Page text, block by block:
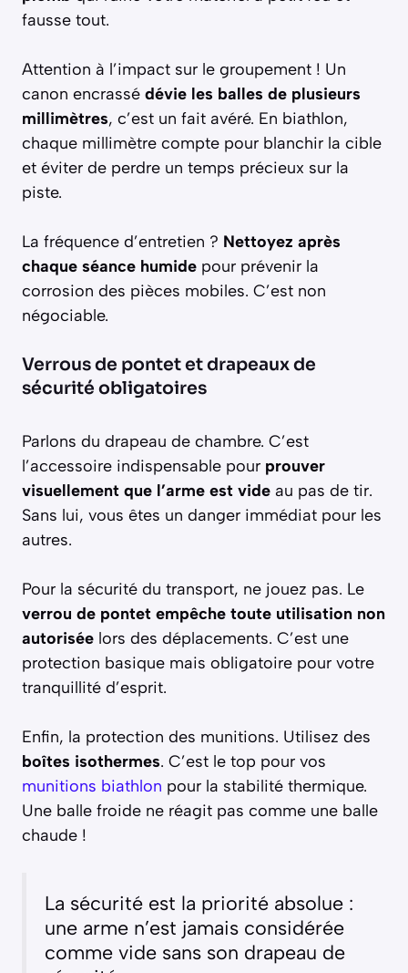
fausse tout.
Attention à l’impact sur le groupement ! Un
canon encrassé dévie les balles de plusieurs
millimètres, c’est un fait avéré. En biathlon,
chaque millimètre compte pour blanchir la cible
et éviter de perdre un temps précieux sur la
piste.
La fréquence d’entretien ? Nettoyez après
chaque séance humide pour prévenir la
corrosion des pièces mobiles. C’est non
négociable.
Verrous de pontet et drapeaux de
sécurité obligatoires
Parlons du drapeau de chambre. C’est
l’accessoire indispensable pour prouver
visuellement que l’arme est vide au pas de tir.
Sans lui, vous êtes un danger immédiat pour les
autres.
Pour la sécurité du transport, ne jouez pas. Le
verrou de pontet empêche toute utilisation non
autorisée lors des déplacements. C’est une
protection basique mais obligatoire pour votre
tranquillité d’esprit.
Enfin, la protection des munitions. Utilisez des
boîtes isothermes. C’est le top pour vos
munitions biathlon pour la stabilité thermique.
Une balle froide ne réagit pas comme une balle
chaude !
La sécurité est la priorité absolue :
une arme n’est jamais considérée
comme vide sans son drapeau de